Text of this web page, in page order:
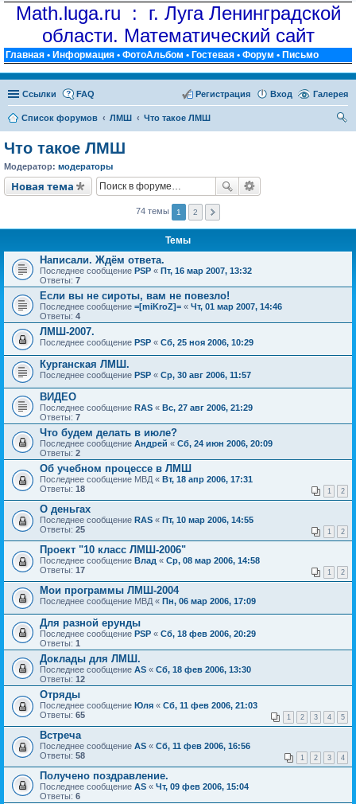
Math.luga.ru : г. Луга Ленинградской
области. Математический сайт
Главная • Информация • ФотоАльбом • Гостевая • Форум • Письмо
Ссылки Галерея
FAQ Вход
Регистрация
Список форумов ЛМШ
Что такое ЛМШ
Что такое ЛМШ
Модератор: модераторы
Новая тема
74 темы 1 2
Темы
Написали. Ждём ответа.
Последнее сообщение PSP « Пт, 16 мар 2007, 13:32
Ответы: 7
Если вы не сироты, вам не повезло!
Последнее сообщение =[miKroZ]= « Чт, 01 мар 2007, 14:46
Ответы: 4
ЛМШ-2007.
Последнее сообщение PSP « Сб, 25 ноя 2006, 10:29
Курганская ЛМШ.
Последнее сообщение PSP « Ср, 30 авг 2006, 11:57
ВИДЕО
Последнее сообщение RAS « Вс, 27 авг 2006, 21:29
Ответы: 7
Что будем делать в июле?
Последнее сообщение Андрей « Сб, 24 июн 2006, 20:09
Ответы: 2
Об учебном процессе в ЛМШ
Последнее сообщение МВД « Вт, 18 апр 2006, 17:31
Ответы: 18 1 2
О деньгах
Последнее сообщение RAS « Пт, 10 мар 2006, 14:55
Ответы: 25 1 2
Проект "10 класс ЛМШ-2006"
Последнее сообщение Влад « Ср, 08 мар 2006, 14:58
Ответы: 17 1 2
Мои программы ЛМШ-2004
Последнее сообщение МВД « Пн, 06 мар 2006, 17:09
Для разной ерунды
Последнее сообщение PSP « Сб, 18 фев 2006, 20:29
Ответы: 1
Доклады для ЛМШ.
Последнее сообщение AS « Сб, 18 фев 2006, 13:30
Ответы: 12
Отряды
Последнее сообщение Юля « Сб, 11 фев 2006, 21:03
Ответы: 65 1 2 3 4 5
Встреча
Последнее сообщение AS « Сб, 11 фев 2006, 16:56
Ответы: 58 1 2 3 4
Получено поздравление.
Последнее сообщение AS « Чт, 09 фев 2006, 15:04
Ответы: 6